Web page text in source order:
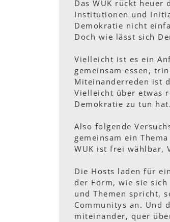
Das WUK rückt heuer
Institutionen und
Demokratie nicht
Doch wie lässt sich
Vielleicht ist es ein
gemeinsam essen,
Miteinanderreden ist
Vielleicht über etwas
Demokratie zu tun hat.
Also folgende
gemeinsam ein
WUK ist frei wählbar,
Die Hosts laden für
der Form, wie sie
und Themen spricht,
Communitys an. Und
miteinander, quer